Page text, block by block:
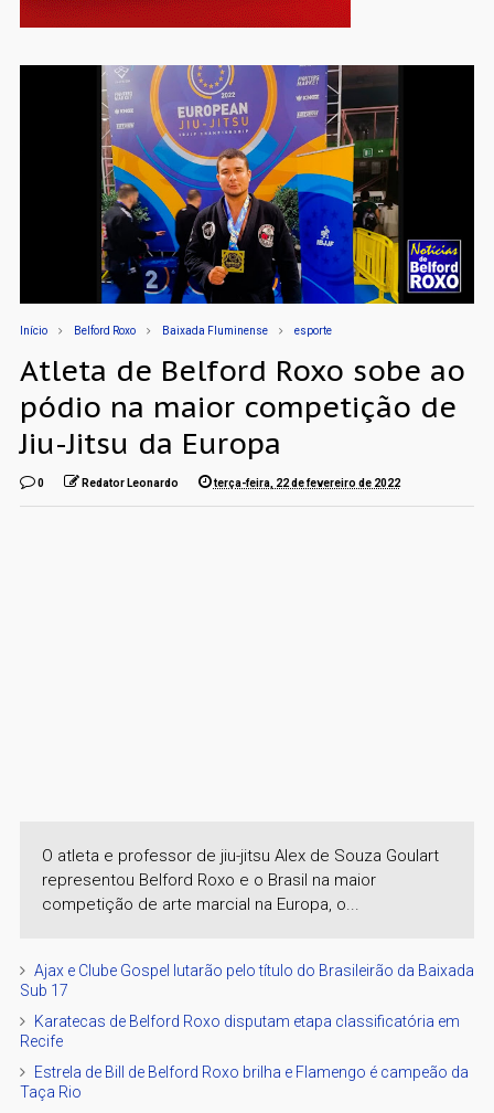
Início Belford Roxo Baixada Fluminense esporte
Atleta de Belford Roxo sobe ao
pódio na maior competição de
Jiu-Jitsu da Europa
0 Redator Leonardo terça-feira, 22 de fevereiro de 2022
O atleta e professor de jiu-jitsu Alex de Souza Goulart
representou Belford Roxo e o Brasil na maior
competição de arte marcial na Europa, o...
Ajax e Clube Gospel lutarão pelo título do Brasileirão da Baixada
Sub 17
Karatecas de Belford Roxo disputam etapa classificatória em
Recife
Estrela de Bill de Belford Roxo brilha e Flamengo é campeão da
Taça Rio